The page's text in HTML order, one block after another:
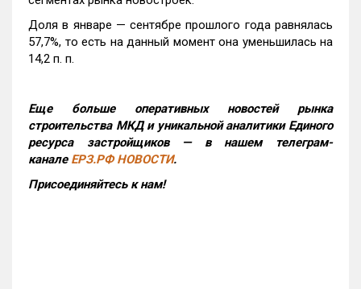
Доля в январе — сентябре прошлого года равнялась
57,7%, то есть на данный момент она уменьшилась на
14,2 п. п.
Еще больше оперативных новостей рынка
строительства МКД и уникальной аналитики Единого
ресурса застройщиков — в нашем телеграм-
канале ЕРЗ.РФ НОВОСТИ.
Присоединяйтесь к нам!